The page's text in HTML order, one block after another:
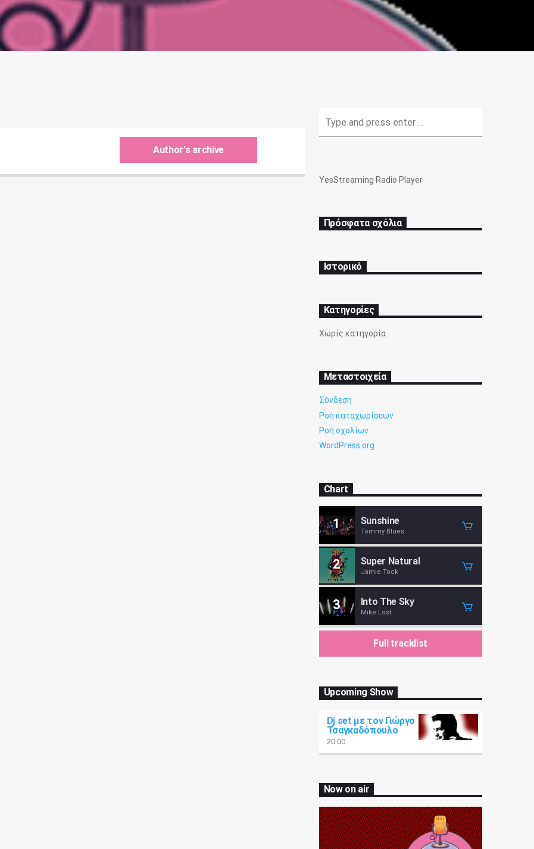
Author's archive
YesStreaming Radio Player
Πρόσφατα σχόλια
Ιστορικό
Kατηγορίες
Χωρίς κατηγορία
Μεταστοιχεία
Σύνδεση
Ροή καταχωρίσεων
Ροή σχολίων
WordPress.org
Chart
1 Sunshine
Tommy Blues
2 Super Natural
Jamie Tock
3 Into The Sky
Mike Lost
Full tracklist
Upcoming Show
Dj set με τον Γιώργο
Τσαγκαδόπουλο
20:00
Now on air